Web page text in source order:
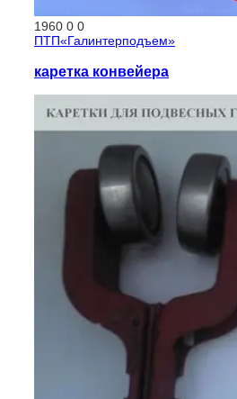
1960 0 0
ПТП«Галинтерподъем»
каретка конвейера